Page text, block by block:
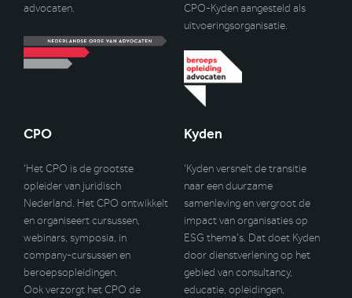
advocaten.
CPO-Kyden aangesteld als
uitvoeringsorganisatie.
CPO
‘Het CPO is de grootste
opleider van juridisch
Nederland. Het CPO ontwikkelt
en organiseert cursussen,
webinars, symposia, in
company-cursussen en
beroepsopleidingen.
Ook verzorgt het CPO de
Kyden
‘Kyden versnelt de transitie
naar een duurzame
samenleving en vergroot de
impact van organisaties op
ESG thema’s. Dat doet Kyden
door dienstverlening op het
gebied van consultancy,
educatie, opleidingen,